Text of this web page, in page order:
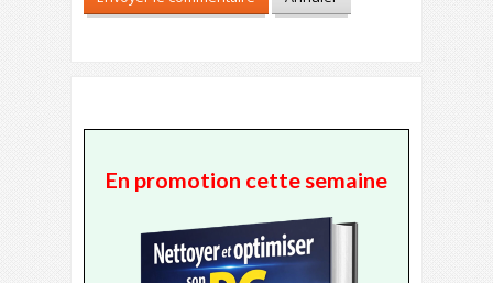
En promotion cette semaine